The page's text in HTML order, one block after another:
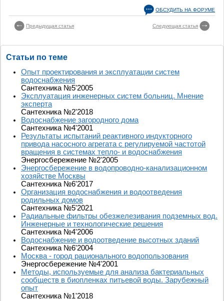
ОБСУДИТЬ НА ФОРУМЕ
Предыдущая статья Следующая статья
Статьи по теме
Опыт проектирования и эксплуатации систем
водоснабжения
Сантехника №5'2005
Эксплуатация инженерных систем больниц. Мнение
эксперта
Сантехника №2'2018
Водоснабжение загородного дома
Сантехника №4'2001
Результаты испытаний реактивного индукторного
привода насосного агрегата с регулируемой частотой
вращения в системах тепло- и водоснабжения
Энергосбережение №2'2005
Энергосбережение в водопроводно-канализационном
хозяйстве Москвы
Сантехника №6'2017
Организация водоснабжения и водоотведения
родильных домов
Сантехника №5'2021
Радиальные фильтры обезжелезивания подземных вод.
Инженерные и технологические решения
Сантехника №4'2006
Водоснабжение и водоотведение высотных зданий
Сантехника №6'2004
Москва - город рационального водопользования
Энергосбережение №4'2001
Методы, используемые для анализа бактериальных
сообществ в биопленках питьевой воды. Зарубежный
опыт
Сантехника №1'2018